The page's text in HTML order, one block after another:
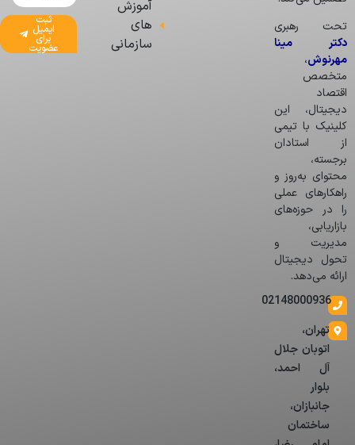
تحت رهبری
دکتر مینا
مهرنوش،
متخصص
اقتصاد
دیجیتال، این
کلینیک با تیمی
از استادان
برجسته،
محتوای به‌روز و
راهکارهای عملی
را در حوزه‌های
بازاریابی،
مدیریت و
تحول دیجیتال
ارائه می‌دهد.
02148000936
تهران،
اتوبان جلال
آل احمد،
بلوار
جانبازان،
ساختمان
آموزش
های
سازمانی
ثبت
ایمیل
برای
عضویت